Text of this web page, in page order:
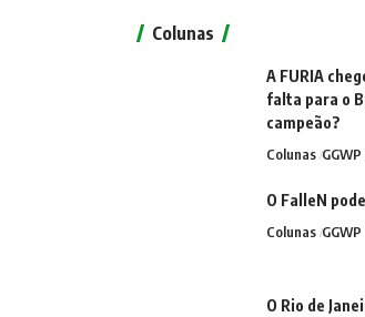
Colunas
A FURIA
falta para o
campeão?
Colunas GGWP
O FalleN
Colunas GGWP
O Rio de